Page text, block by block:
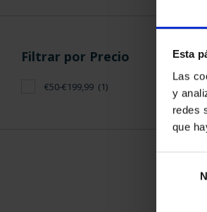
Esta
Las
y
redes
que
Filtrar por Precio
€50-€199,99 (1)